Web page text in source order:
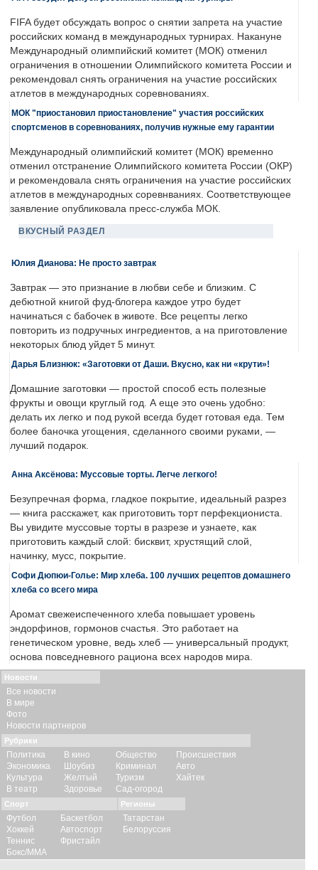
FIFA будет обсуждать вопрос о снятии запрета на участие
российских команд в международных турнирах. Накануне
Международный олимпийский комитет (МОК) отменил
ограничения в отношении Олимпийского комитета России и
рекомендовал снять ограничения на участие российских
атлетов в международных соревнованиях.
МОК "приостановил приостановление" участия российских
спортсменов в соревнованиях, получив нужные ему гарантии
Международный олимпийский комитет (МОК) временно
отменил отстранение Олимпийского комитета России (ОКР)
и рекомендовала снять ограничения на участие российских
атлетов в международных соревнваниях. Соответствующее
заявление опубликовала пресс-служба МОК.
ВКУСНЫЙ РАЗДЕЛ
Юлия Дианова: Не просто завтрак
Завтрак — это признание в любви себе и близким. С
дебютной книгой фуд-блогера каждое утро будет
начинаться с бабочек в животе. Все рецепты легко
повторить из подручных ингредиентов, а на приготовление
некоторых блюд уйдет 5 минут.
Дарья Близнюк: «Заготовки от Даши. Вкусно, как ни «крути»!
Домашние заготовки — простой способ есть полезные
фрукты и овощи круглый год. А еще это очень удобно:
делать их легко и под рукой всегда будет готовая еда. Тем
более баночка угощения, сделанного своими руками, —
лучший подарок.
Анна Аксёнова: Муссовые торты. Легче легкого!
Безупречная форма, гладкое покрытие, идеальный разрез
— книга расскажет, как приготовить торт перфекциониста.
Вы увидите муссовые торты в разрезе и узнаете, как
приготовить каждый слой: бисквит, хрустящий слой,
начинку, мусс, покрытие.
Софи Дюпюи-Голье: Мир хлеба. 100 лучших рецептов домашнего
хлеба со всего мира
Аромат свежеиспеченного хлеба повышает уровень
эндорфинов, гормонов счастья. Это работает на
генетическом уровне, ведь хлеб — универсальный продукт,
основа повседневного рациона всех народов мира.
Новости
Все новости
В мире
Фото
Новости партнеров
Рубрики
Политика
Экономика
Культура
В театр
В кино
Шоубиз
Желтый
Здоровье
Общество
Криминал
Туризм
Сад-огород
Происшествия
Авто
Хайтек
Спорт
Футбол
Хоккей
Теннис
Бокс/ММА
Баскетбол
Автоспорт
Фристайл
Регионы
Татарстан
Белоруссия